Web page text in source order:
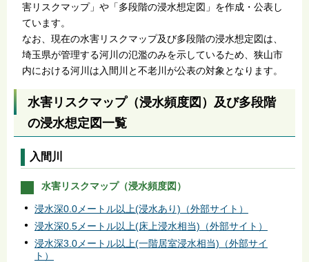
害リスクマップ」や「多段階の浸水想定図」を作成・公表し
ています。
なお、現在の水害リスクマップ及び多段階の浸水想定図は、
埼玉県が管理する河川の氾濫のみを示しているため、狭山市
内における河川は入間川と不老川が公表の対象となります。
水害リスクマップ（浸水頻度図）及び多段階
の浸水想定図一覧
入間川
水害リスクマップ（浸水頻度図）
浸水深0.0メートル以上(浸水あり)（外部サイト）
浸水深0.5メートル以上(床上浸水相当)（外部サイト）
浸水深3.0メートル以上(一階居室浸水相当)（外部サイ
ト）